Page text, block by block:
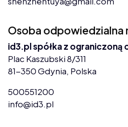
Osoba odpowiedzialna
id3.pl spółka z
Plac Kaszubski 8/311
81-350 Gdynia, Polska
500551200
info@id3.pl